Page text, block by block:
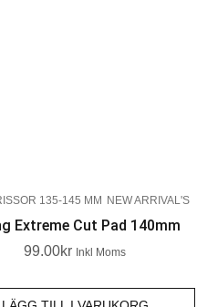
135-145 MM NEW ARRIVAL'S
Extreme Cut Pad 140mm
99.00Kr Inkl Moms